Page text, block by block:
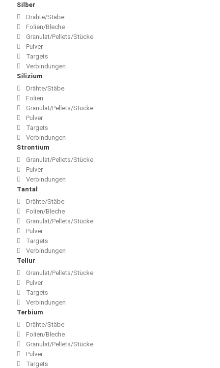
Silber
Drähte/Stäbe
Folien/Bleche
Granulat/Pellets/Stücke
Pulver
Targets
Verbindungen
Silizium
Drähte/Stäbe
Folien
Granulat/Pellets/Stücke
Pulver
Targets
Verbindungen
Strontium
Granulat/Pellets/Stücke
Pulver
Verbindungen
Tantal
Drähte/Stäbe
Folien/Bleche
Granulat/Pellets/Stücke
Pulver
Targets
Verbindungen
Tellur
Granulat/Pellets/Stücke
Pulver
Targets
Verbindungen
Terbium
Drähte/Stäbe
Folien/Bleche
Granulat/Pellets/Stücke
Pulver
Targets